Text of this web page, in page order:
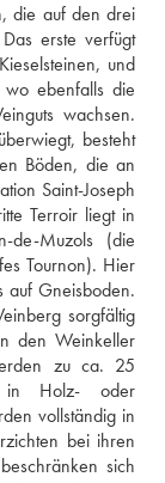
die auf den drei
erste verfügt
und
ebenfalls die
wachsen.
besteht
Böden, die an
Saint-Joseph
Terroir liegt in
de-Muzols (die
Tournon). Hier
auf Gneisboden.
sorgfältig
den Weinkeller
zu ca. 25
in Holz- oder
vollständig in
bei ihren
sich